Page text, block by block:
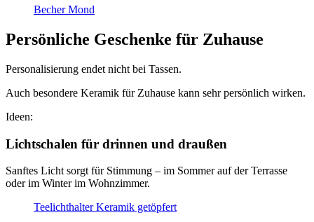
Becher Mond
Persönliche Geschenke für Zuhause
Personalisierung endet nicht bei Tassen.
Auch besondere Keramik für Zuhause kann sehr persönlich wirken.
Ideen:
Lichtschalen für drinnen und draußen
Sanftes Licht sorgt für Stimmung – im Sommer auf der Terrasse
oder im Winter im Wohnzimmer.
Teelichthalter Keramik getöpfert